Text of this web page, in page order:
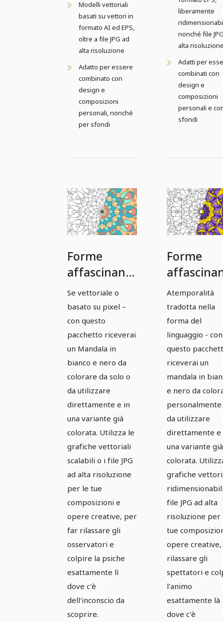
Modelli vettoriali
basati su vettori in
formato AI ed EPS,
oltre a file JPG ad
alta risoluzione
Adatto per essere
combinato con
design e
composizioni
personali, nonché
per sfondi
liberamente
nonché file
alta
Adatti per
combinati con
design e
composizioni
personali e
sfondi
Forme
affascinanti:
modelli di
mandala
basati su
vettori -
Versione 13.
Se vettoriale o
basato su pixel –
con questo
pacchetto riceverai
un Mandala in
bianco e nero da
colorare da solo o
da utilizzare
direttamente e in
una variante già
colorata. Utilizza le
grafiche vettoriali
scalabili o i file JPG
ad alta risoluzione
per le tue
composizioni e
opere creative, per
far rilassare gli
osservatori e
colpire la psiche
esattamente lì
dove c'è
dell'inconscio da
scoprire.
Forme
modelli
Mandala
basati su
vettori -
Versione
Atemporalità
tradotta nella
forma del
linguaggio - con
questo
riceverai un
mandala in
e nero da
personalmente
da utilizzare
direttamente e
una variante già
colorata.
grafiche
file JPG ad alta
risoluzione per
tue
opere
rilassare gli
spettatori e
l'animo
esattamente là
dove c'è